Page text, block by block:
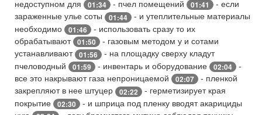
недоступном для
01:34 - пчел помещений 01:41
- если
зараженные улье соты
01:44
- и утеплительные материалы
необходимо
01:46
- использовать сразу то их
обрабатывают 01:50
- газовым методом у и сотами
устанавливают 01:56
- на площадку сверху кладут
пчеловодный
01:59 - инвентарь и оборудование 02:04
-
все это накрывают газа непроницаемой
02:07
- пленкой
закрепляют в нее штуцер
02:22
- герметизирует края
покрытие
02:30
- и шприца под пленку вводят акарициды